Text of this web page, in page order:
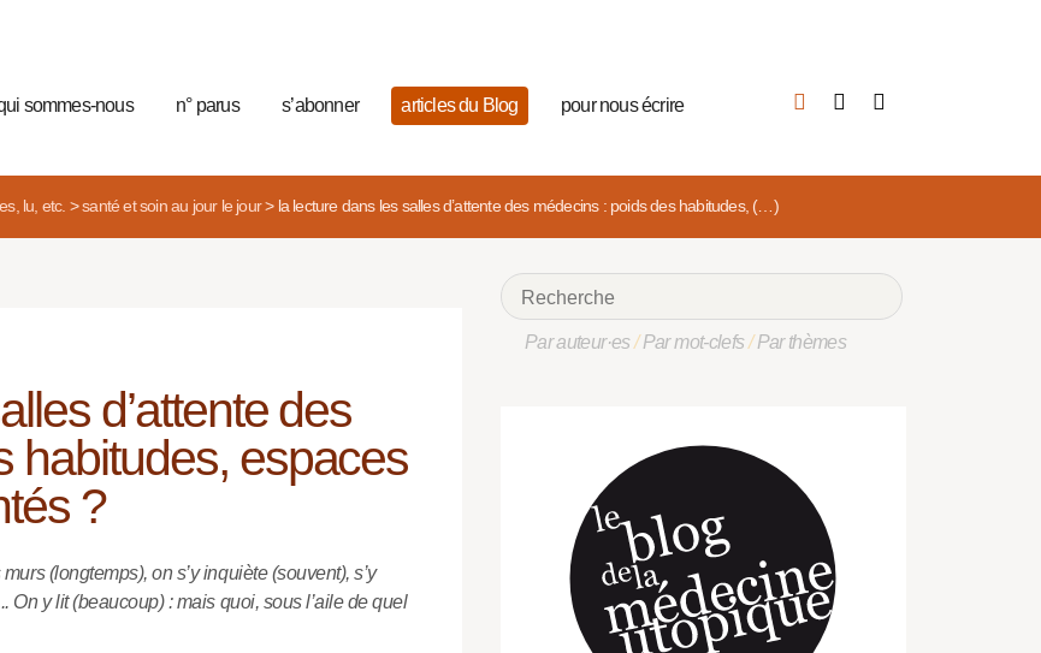
sommes-nous n° parus s’abonner articles du Blog pour nous écrire
lu, etc. > santé et soin au jour le jour> la lecture dans les salles d’attente des médecins : poids des habitudes, (…)
d’attente des
habitudes, espaces
?
(longtemps), on s’y inquiète (souvent), s’y
On y lit (beaucoup) : mais quoi, sous l’aile de quel
Par auteur·es/Par mot-clefs/Par thèmes